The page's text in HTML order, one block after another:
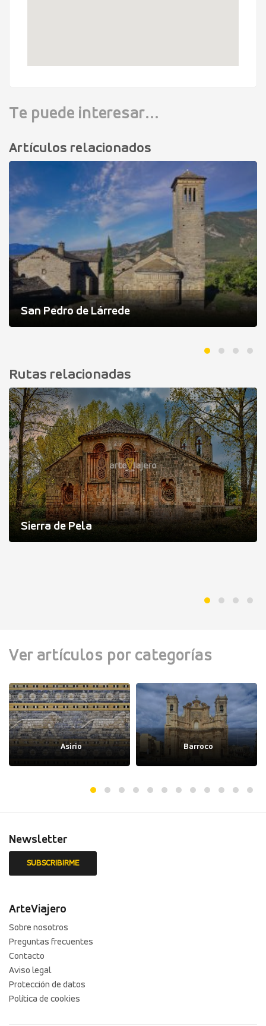
Te puede interesar...
Artículos relacionados
San Pedro de Lárrede
Rutas relacionadas
Sierra de Pela
Ver artículos por categorías
Asirio Barroco
Newsletter
ArteViajero
Sobre nosotros
Preguntas frecuentes
Contacto
Aviso legal
Protección de datos
Política de cookies